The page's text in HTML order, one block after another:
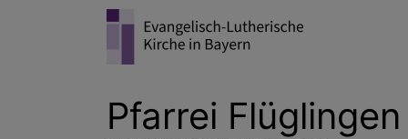
Pfarrei Flüglingen